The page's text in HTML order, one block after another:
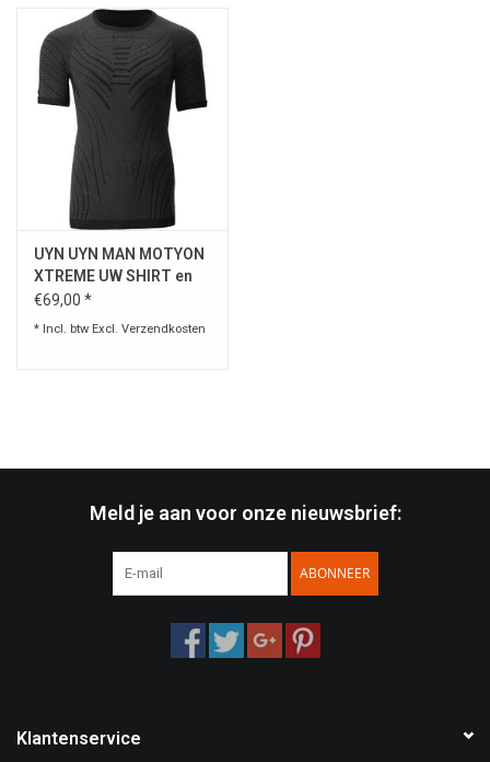
Boots and Goods Blog !
UYN UYN MAN MOTYON
XTREME UW SHIRT en
ONDERGOED / Black
€69,00 *
* Incl. btw Excl. Verzendkosten
Meld je aan voor onze nieuwsbrief:
ABONNEER
Klantenservice